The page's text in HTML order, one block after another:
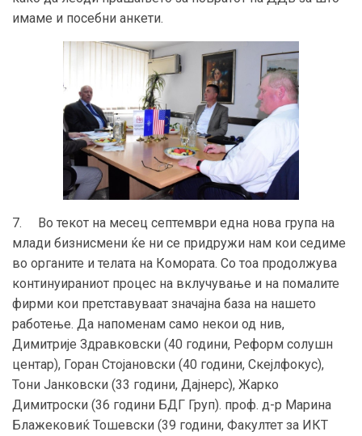
имаме и посебни анкети.
7. Во текот на месец септември една нова група на
млади бизнисмени ќе ни се придружи нам кои седиме
во органите и телата на Комората. Со тоа продолжува
континуираниот процес на вклучување и на помалите
фирми кои претставуваат значајна база на нашето
работење. Да напоменам само некои од нив,
Димитрије Здравковски (40 години, Реформ солушн
центар), Горан Стојановски (40 години, Скејлфокус),
Тони Јанковски (33 години, Дајнерс), Жарко
Димитроски (36 години БДГ Груп). проф. д-р Марина
Блажековиќ Тошевски (39 години, Факултет за ИКТ